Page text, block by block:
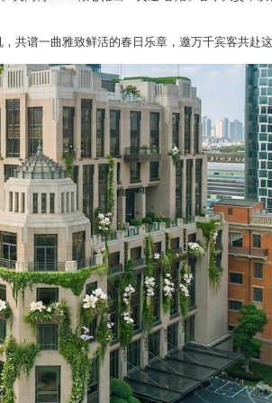
共谱一曲雅致鲜活的春日乐章，邀万千宾客共赴